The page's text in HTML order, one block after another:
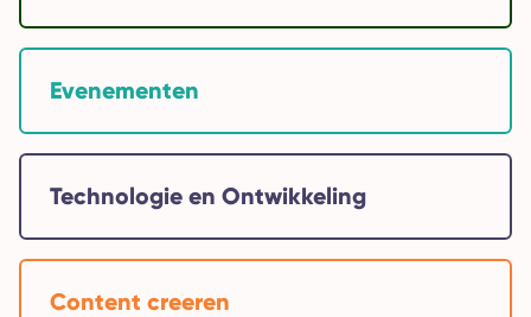
Evenementen
Technologie en Ontwikkeling
Content creeren